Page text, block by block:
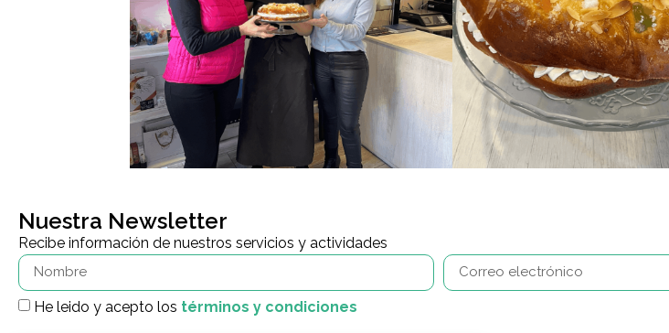
Nuestra Newsletter
Recibe información de nuestros servicios y actividades
He leido y acepto los términos y condiciones